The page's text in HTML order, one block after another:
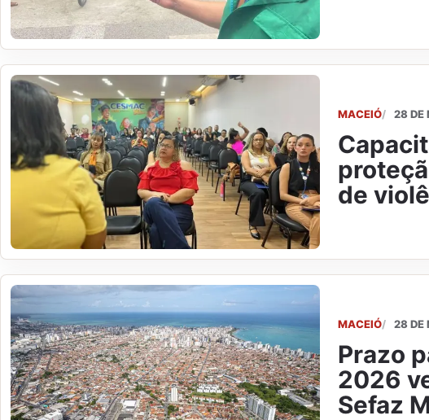
MACEIÓ 28 DE
de
MACEIÓ 28 DE
Prazo
2026
Sefaz